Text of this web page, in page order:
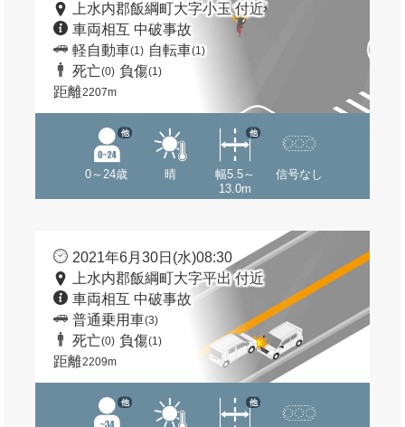
上水内郡飯綱町大字小玉 付近
車両相互 中破事故
軽自動車(1) 自転車(1)
死亡(0) 負傷(1)
距離2207m
0～24歳
他
晴
幅5.5～
13.0m
他
信号なし
2021年6月30日(水)08:30
上水内郡飯綱町大字平出 付近
車両相互 中破事故
普通乗用車(3)
死亡(0) 負傷(1)
距離2209m
他 他